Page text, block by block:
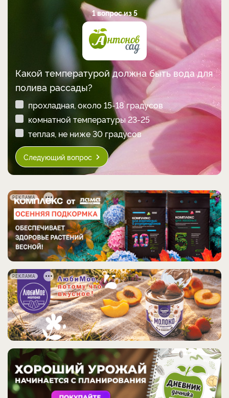
1 вопрос из 5
Какой температурой должна быть вода для
полива рассады?
прохладная, около 15-18 градусов
комнатной температуры 23-25
теплая, не ниже 30 градусов
Следующий вопрос
РЕКЛАМА
РЕКЛАМА